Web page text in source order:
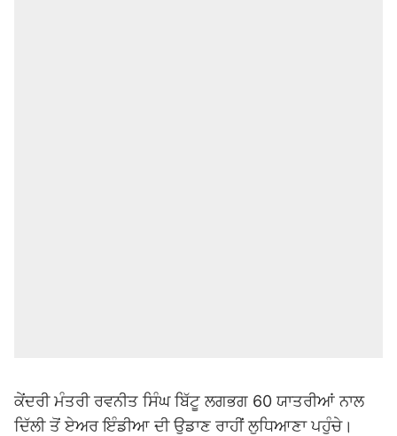
ਕੇਂਦਰੀ ਮੰਤਰੀ ਰਵਨੀਤ ਸਿੰਘ ਬਿੱਟੂ ਲਗਭਗ 60 ਯਾਤਰੀਆਂ ਨਾਲ
ਦਿੱਲੀ ਤੋਂ ਏਅਰ ਇੰਡੀਆ ਦੀ ਉਡਾਣ ਰਾਹੀਂ ਲੁਧਿਆਣਾ ਪਹੁੰਚੇ।